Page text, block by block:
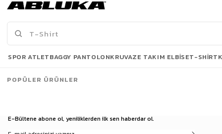
399,00 TL
739,90 TL
Son Bakılanlar
E-Bültene abone ol, yeniliklerden ilk sen haberdar ol.
SPOR ATLETBAGGY PANTOLONKRUVAZE TAKIM ELBISET-SHIRT
POPÜLER ÜRÜNLER